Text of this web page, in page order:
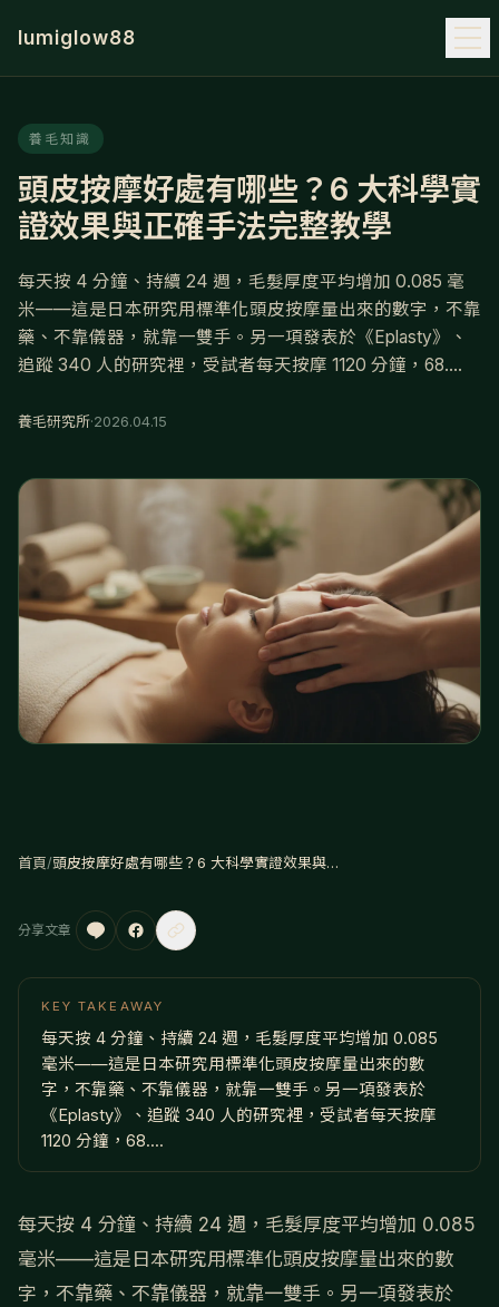
lumiglow88
養毛知識
頭皮按摩好處有哪些？6 大科學實
證效果與正確手法完整教學
每天按 4 分鐘、持續 24 週，毛髮厚度平均增加 0.085 毫
米——這是日本研究用標準化頭皮按摩量出來的數字，不靠
藥、不靠儀器，就靠一雙手。另一項發表於《Eplasty》、
追蹤 340 人的研究裡，受試者每天按摩 1120 分鐘，68....
養毛研究所·2026.04.15
首頁/ 頭皮按摩好處有哪些？6 大科學實證效果與正確手法完整教學
分享文章
KEY TAKEAWAY
每天按 4 分鐘、持續 24 週，毛髮厚度平均增加 0.085
毫米——這是日本研究用標準化頭皮按摩量出來的數
字，不靠藥、不靠儀器，就靠一雙手。另一項發表於
《Eplasty》、追蹤 340 人的研究裡，受試者每天按摩
1120 分鐘，68....
每天按 4 分鐘、持續 24 週，毛髮厚度平均增加 0.085
毫米——這是日本研究用標準化頭皮按摩量出來的數
字，不靠藥、不靠儀器，就靠一雙手。另一項發表於